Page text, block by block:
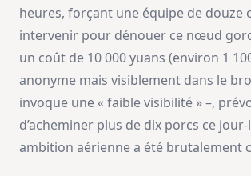
heures, forçant une équipe de douze
intervenir pour dénouer ce nœud
un coût de 10 000 yuans (environ 1
anonyme mais visiblement dans le
invoque une « faible visibilité » –,
d’acheminer plus de dix porcs ce
ambition aérienne a été brutalement